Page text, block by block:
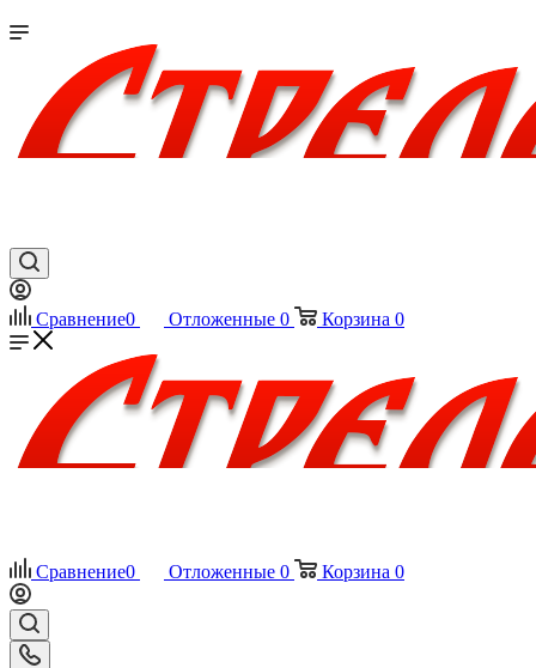
Сравнение0 Отложенные 0 Корзина 0
Сравнение0 Отложенные 0 Корзина 0